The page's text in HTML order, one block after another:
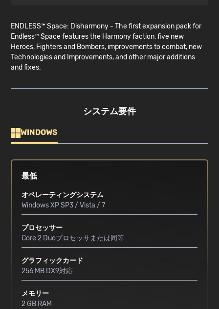
ENDLESS™ Space: Disharmony - The first expansion pack for
Endless™ Space features the Harmony faction, five new
Heroes, Fighters and Bombers, improvements to combat, new
Technologies and Improvements, and other major additions
and fixes.
システム要件
WINDOWS
最低
オペレーティングシステム
Windows XP SP3 / Vista / 7
プロセッサー
Core 2 Duoプロセッサまたは同等
グラフィックカード
256 MB DX9対応
メモリー
2 GB RAM